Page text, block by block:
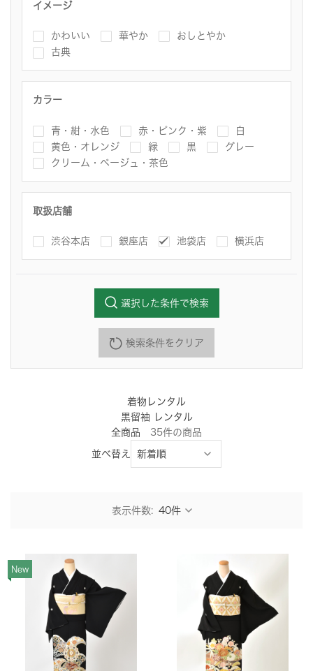
イメージ
かわいい 華やか
おしとやか
古典
カラー
青・紺・水色 赤・ピンク・紫
白
黄色・オレンジ
緑 黒
グレー
クリーム・ベージュ・茶色
取扱店舗
渋谷本店 銀座店 池袋店 横浜店
検索条件をクリア
選択した条件で検索
着物レンタル
黒留袖 レンタル
全商品 35件の商品
並べ替え
表示件数:
New